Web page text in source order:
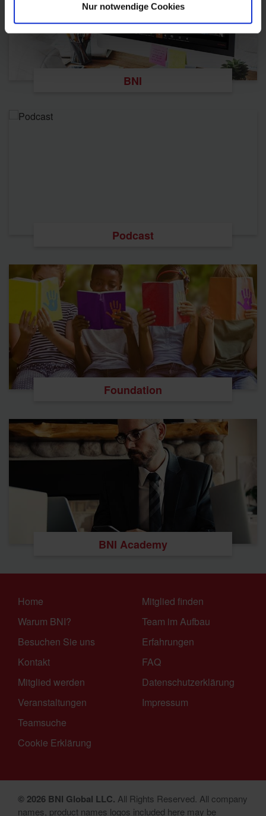
Nur notwendige Cookies
BNI
Podcast
Foundation
BNI Academy
Home
Warum BNI?
Besuchen Sie uns
Kontakt
Mitglied werden
Veranstaltungen
Teamsuche
Cookie Erklärung
Mitglied finden
Team im Aufbau
Erfahrungen
FAQ
Datenschutzerklärung
Impressum
© 2026 BNI Global LLC. All Rights Reserved. All company
names, product names logos included here may be